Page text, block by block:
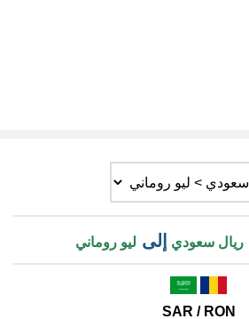
ريال سعودي إلى ليو روماني
SAR / RON